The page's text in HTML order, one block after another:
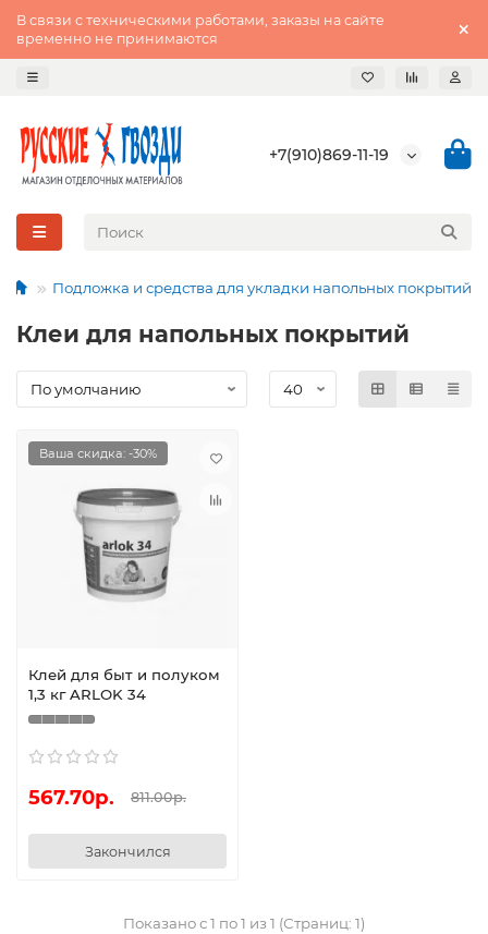
В связи с техническими работами, заказы на сайте
временно не принимаются
+7(910)869-11-19
Подложка и средства для укладки напольных покрытий
Клеи для напольных покрытий
Ваша скидка: -30%
Клей для быт и полуком
1,3 кг ARLOK 34
567.70р. 811.00р.
Закончился
Показано с 1 по 1 из 1 (Страниц: 1)